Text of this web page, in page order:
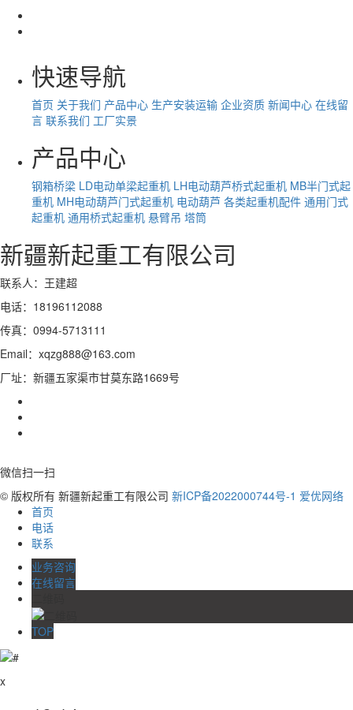
快速导航
首页 关于我们 产品中心 生产安装运输 企业资质 新闻中心 在线留
言 联系我们 工厂实景
产品中心
钢箱桥梁 LD电动单梁起重机 LH电动葫芦桥式起重机 MB半门式起
重机 MH电动葫芦门式起重机 电动葫芦 各类起重机配件 通用门式
起重机 通用桥式起重机 悬臂吊 塔筒
新疆新起重工有限公司
联系人：王建超
电话：18196112088
传真：0994-5713111
Email：xqzg888@163.com
厂址：新疆五家渠市甘莫东路1669号
微信扫一扫
© 版权所有 新疆新起重工有限公司 新ICP备2022000744号-1 爱优网络
首页
电话
联系
业务咨询
在线留言
TOP
x